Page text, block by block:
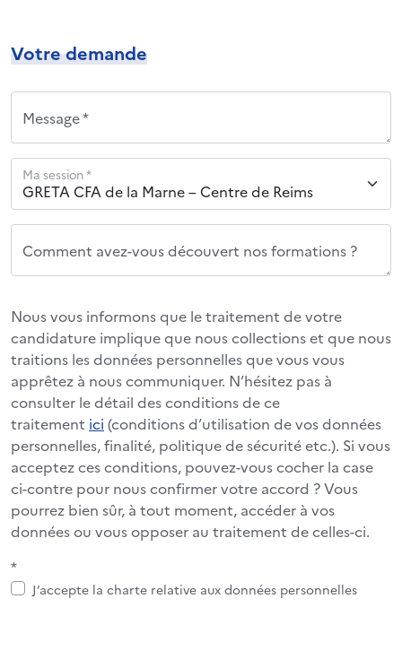
Votre demande
Message *
Ma session *
Comment avez-vous découvert nos formations ?
Nous vous informons que le traitement de votre
candidature implique que nous collections et que nous
traitions les données personnelles que vous vous
apprêtez à nous communiquer. N’hésitez pas à
consulter le détail des conditions de ce
traitement ici (conditions d’utilisation de vos données
personnelles, finalité, politique de sécurité etc.). Si vous
acceptez ces conditions, pouvez-vous cocher la case
ci-contre pour nous confirmer votre accord ? Vous
pourrez bien sûr, à tout moment, accéder à vos
données ou vous opposer au traitement de celles-ci.
*
J’accepte la charte relative aux données personnelles